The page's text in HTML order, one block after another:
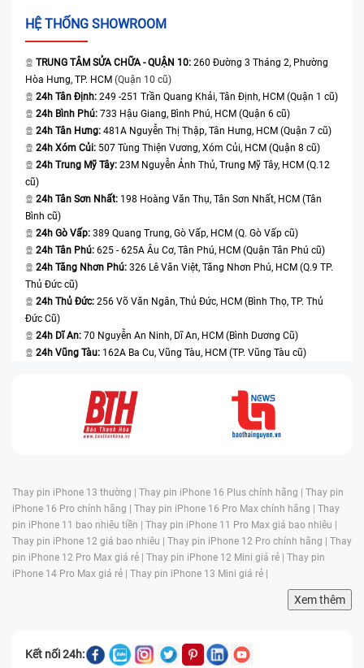
HỆ THỐNG SHOWROOM
TRUNG TÂM SỬA CHỮA - QUẬN 10: 260 Đường 3 Tháng 2, Phường
Hòa Hưng, TP. HCM (Quận 10 cũ)
24h Tân Định: 249 -251 Trần Quang Khải, Tân Định, HCM (Quận 1 cũ)
24h Bình Phú: 733 Hậu Giang, Bình Phú, HCM (Quận 6 cũ)
24h Tân Hưng: 481A Nguyễn Thị Thập, Tân Hưng, HCM (Quận 7 cũ)
24h Xóm Củi: 507 Tùng Thiện Vương, Xóm Củi, HCM (Quận 8 cũ)
24h Trung Mỹ Tây: 23M Nguyễn Ảnh Thủ, Trung Mỹ Tây, HCM (Q.12
cũ)
24h Tân Sơn Nhất: 198 Hoàng Văn Thụ, Tân Sơn Nhất, HCM (Tân
Bình cũ)
24h Gò Vấp: 389 Quang Trung, Gò Vấp, HCM (Q. Gò Vấp cũ)
24h Tân Phú: 625 - 625A Âu Cơ, Tân Phú, HCM (Quận Tân Phú cũ)
24h Tăng Nhơn Phú: 326 Lê Văn Việt, Tăng Nhơn Phú, HCM (Q.9 TP.
Thủ Đức cũ)
24h Thủ Đức: 256 Võ Văn Ngân, Thủ Đức, HCM (Bình Thọ, TP. Thủ
Đức Cũ)
24h Dĩ An: 70 Nguyễn An Ninh, Dĩ An, HCM (Bình Dương Cũ)
24h Vũng Tàu: 162A Ba Cu, Vũng Tàu, HCM (TP. Vũng Tàu cũ)
Thay pin iPhone 13 thường | Thay pin iPhone 16 Plus chính hãng | Thay pin
iPhone 16 Pro chính hãng | Thay pin iPhone 16 Pro Max chính hãng | Thay
pin iPhone 11 bao nhiêu tiền | Thay pin iPhone 11 Pro Max giá bao nhiêu |
Thay pin iPhone 12 giá bao nhiêu | Thay pin iPhone 12 Pro chính hãng | Thay
pin iPhone 12 Pro Max giá rẻ | Thay pin iPhone 12 Mini giá rẻ | Thay pin
iPhone 14 Pro Max giá rẻ | Thay pin iPhone 13 Mini giá rẻ |
Xem thêm
Kết nối 24h: